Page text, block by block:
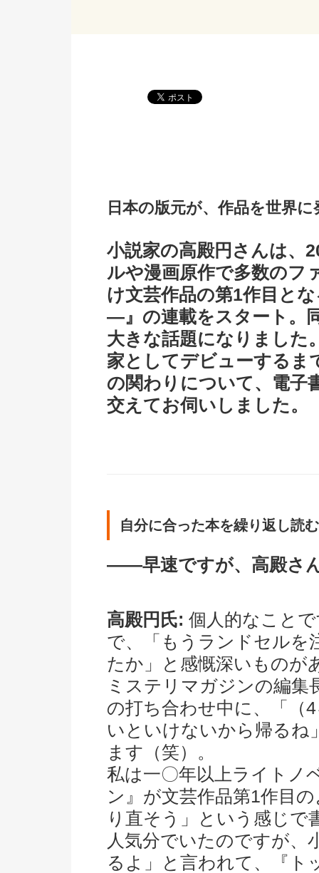
日本の版元が、作品を世界
小説家の高殿円さんは、
ルや漫画原作で多数のフ
け文芸作品の第1作目と
―』の連載をスタート。
大きな話題になりました
家としてデビューするま
の関わりについて、電子
交えてお伺いしました。
自分に合った本を繰り返し読
――早速ですが、高殿さ
高殿円氏: 個人的なこと
で、「もうランドセルを
たか」と感慨深いものが
ミステリマガジンの編集
の打ち合わせ中に、「（
いといけないから帰るね
ます（笑）。
私は一〇年以上ライトノ
ン』が文芸作品第1作目
り直そう」という感じで
人気分でいたのですが、
るよ」と言われて、『ト